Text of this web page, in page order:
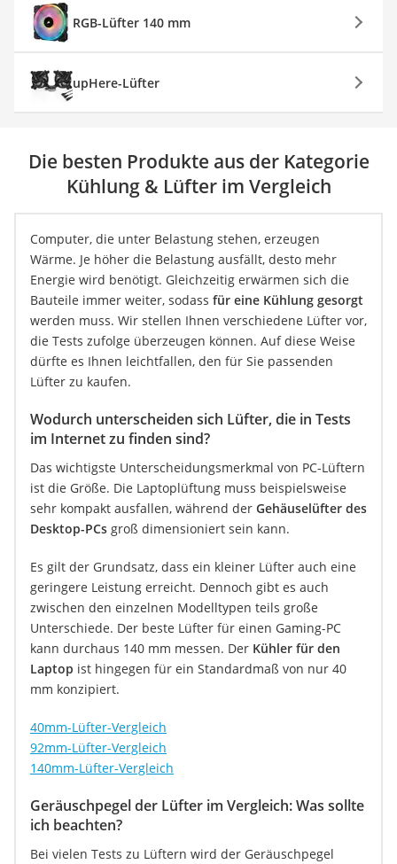
RGB-Lüfter 140 mm
upHere-Lüfter
Die besten Produkte aus der Kategorie
Kühlung & Lüfter im Vergleich
Computer, die unter Belastung stehen, erzeugen
Wärme. Je höher die Belastung ausfällt, desto mehr
Energie wird benötigt. Gleichzeitig erwärmen sich die
Bauteile immer weiter, sodass für eine Kühlung gesorgt
werden muss. Wir stellen Ihnen verschiedene Lüfter vor,
die Tests zufolge überzeugen können. Auf diese Weise
dürfte es Ihnen leichtfallen, den für Sie passenden
Lüfter zu kaufen.
Wodurch unterscheiden sich Lüfter, die in Tests
im Internet zu finden sind?
Das wichtigste Unterscheidungsmerkmal von PC-Lüftern
ist die Größe. Die Laptoplüftung muss beispielsweise
sehr kompakt ausfallen, während der Gehäuselüfter des
Desktop-PCs groß dimensioniert sein kann.
Es gilt der Grundsatz, dass ein kleiner Lüfter auch eine
geringere Leistung erreicht. Dennoch gibt es auch
zwischen den einzelnen Modelltypen teils große
Unterschiede. Der beste Lüfter für einen Gaming-PC
kann durchaus 140 mm messen. Der Kühler für den
Laptop ist hingegen für ein Standardmaß von nur 40
mm konzipiert.
40mm-Lüfter-Vergleich
92mm-Lüfter-Vergleich
140mm-Lüfter-Vergleich
Geräuschpegel der Lüfter im Vergleich: Was sollte
ich beachten?
Bei vielen Tests zu Lüftern wird der Geräuschpegel